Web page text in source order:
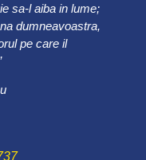
sa-l aiba in lume;
dumneavoastra,
pe care il